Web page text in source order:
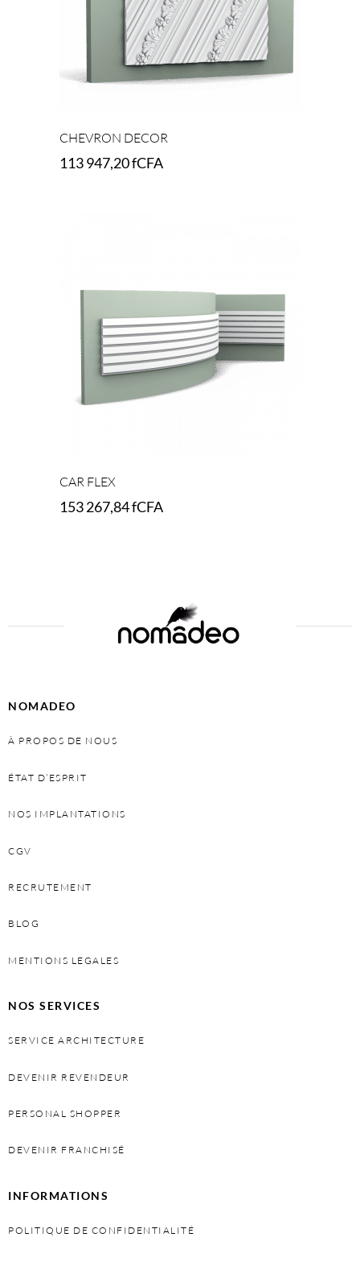
CHEVRON DECOR
113 947,20fCFA
CAR FLEX
153 267,84fCFA
NOMADEO
À PROPOS DE NOUS
ÉTAT D’ESPRIT
NOS IMPLANTATIONS
CGV
RECRUTEMENT
BLOG
MENTIONS LEGALES
NOS SERVICES
SERVICE ARCHITECTURE
DEVENIR REVENDEUR
PERSONAL SHOPPER
DEVENIR FRANCHISÉ
INFORMATIONS
POLITIQUE DE CONFIDENTIALITÉ